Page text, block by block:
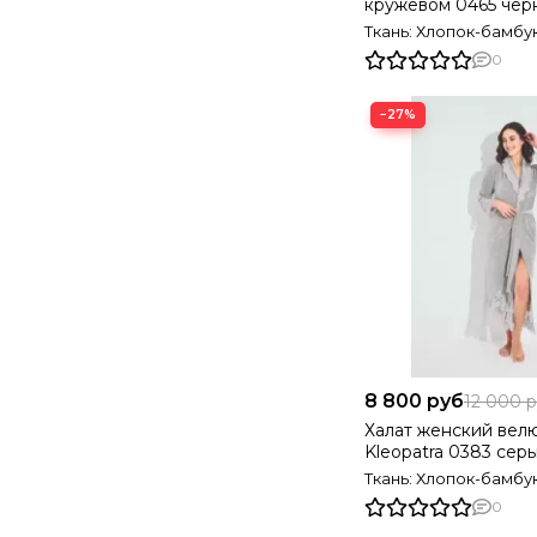
кружевом 0465 черный
Турция
Ткань: Хлопок-
0
−27%
8 800 руб12 000
Халат женский
Kleopatra 0383
Турция
Ткань: Хлопок-
0